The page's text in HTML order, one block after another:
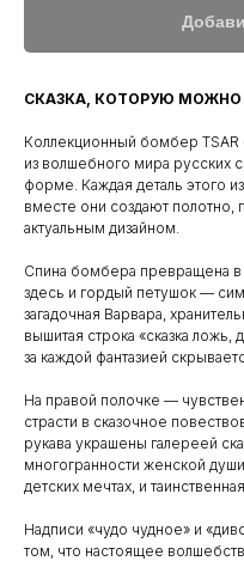
СКАЗКА, КОТОРУЮ МОЖНО
Коллекционный бомбер TSAR
из волшебного мира русских
форме. Каждая деталь этого
вместе они создают полотно,
актуальным дизайном.
Спина бомбера превращена в
здесь и гордый петушок —
загадочная Варвара,
вышитая строка «сказка ложь,
за каждой фантазией
На правой полочке —
страсти в сказочное
рукава украшены галереей
многогранности женской
детских мечтах, и
Надписи «чудо чудное» и
том, что настоящее